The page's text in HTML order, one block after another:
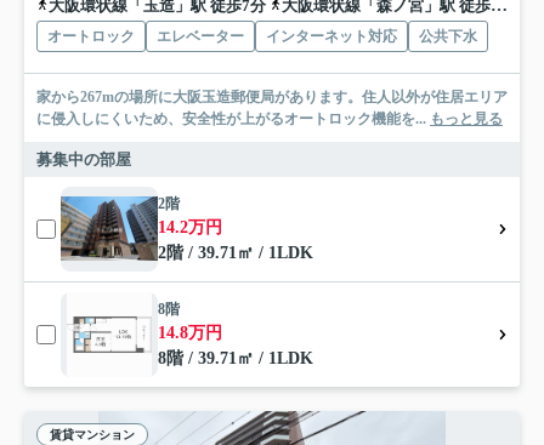
大阪環状線「玉造」駅 徒歩7分
大阪環状線「森ノ宮」駅 徒歩7分
オートロック エレベーター インターネット対応 公共下水
家から267mの場所に大阪玉造郵便局があります。住人以外が住居エリア
に侵入しにくいため、安全性が上がるオートロック機能を... もっと見る
募集中の部屋
2階
14.2万円
2階 / 39.71㎡ / 1LDK
8階
14.8万円
8階 / 39.71㎡ / 1LDK
賃貸マンション